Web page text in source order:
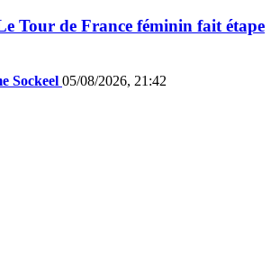
Tour de France féminin fait étape
Sockeel 05/08/2026, 21:42